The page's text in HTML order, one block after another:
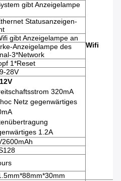
Wifi
gibt Anzeigelampe
Statusanzeigen-
gibt Anzeigelampe an
Anzeigelampe des
3*Network
1*Reset
28V
320mA
Netz gegenwärtiges
1.2A